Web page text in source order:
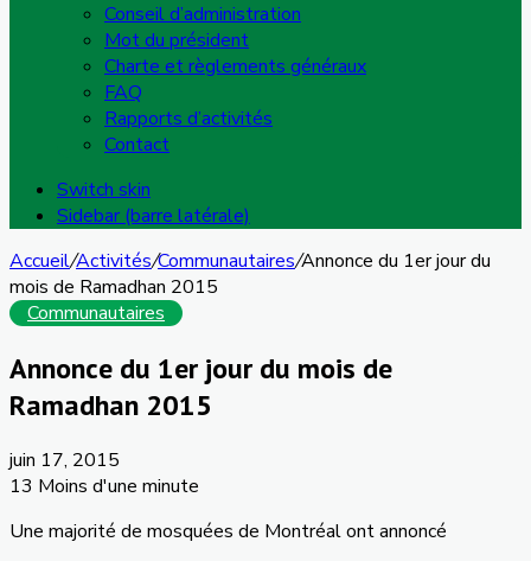
Conseil d’administration
Mot du président
Charte et règlements généraux
FAQ
Rapports d’activités
Contact
Switch skin
Sidebar (barre latérale)
Accueil/Activités/Communautaires/Annonce du 1er jour du
mois de Ramadhan 2015
Communautaires
Annonce du 1er jour du mois de
Ramadhan 2015
juin 17, 2015
13 Moins d'une minute
Une majorité de mosquées de Montréalontannoncé